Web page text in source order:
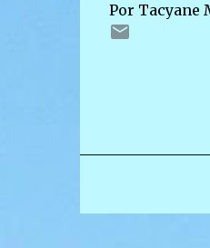
Por Tacyane